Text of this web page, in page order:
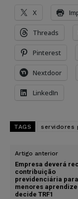
X
Threads
Pinterest
Nextdoor
LinkedIn
TAGS servidores
Artigo anterior
Empresa deverá
contribuição
previdenciária para
menores
decide TRF1